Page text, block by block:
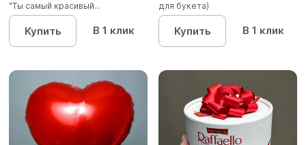
"Ты самый красивый...
Купить В 1 клик
для букета)
Купить В 1 клик